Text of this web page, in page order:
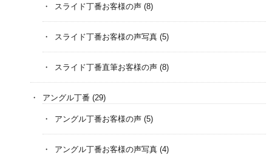
スライド丁番お客様の声 (8)
スライド丁番お客様の声写真 (5)
スライド丁番直筆お客様の声 (8)
アングル丁番 (29)
アングル丁番お客様の声 (5)
アングル丁番お客様の声写真 (4)